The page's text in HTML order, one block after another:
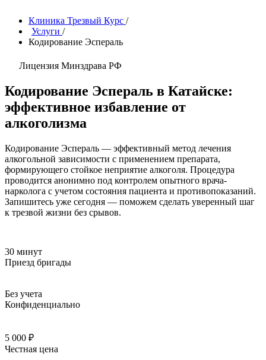
Клиника Трезвый Курс /
Услуги /
Кодирование Эспераль
Лицензия Минздрава РФ
Кодирование Эспераль в Катайске:
эффективное избавление от
алкоголизма
Кодирование Эспераль — эффективный метод лечения
алкогольной зависимости с применением препарата,
формирующего стойкое неприятие алкоголя. Процедура
проводится анонимно под контролем опытного врача-
нарколога с учетом состояния пациента и противопоказаний.
Запишитесь уже сегодня — поможем сделать уверенный шаг
к трезвой жизни без срывов.
30 минут
Приезд бригады
Без учета
Конфиденциально
5 000 ₽
Честная цена